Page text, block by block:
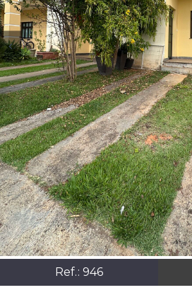
Ref.: 946